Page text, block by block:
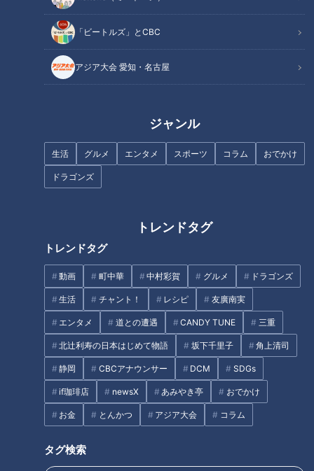
「ビートルズ」とCBC
アジア大会 愛知・名古屋
ジャンル
生活 グルメ エンタメ スポーツ コラム おでかけ
ドラゴンズ
トレンドタグ
トレンドタグ
動画 町中華 中村彩賀 グルメ ドラゴンズ
生活 チャント！ レシピ 友廣南実
エンタメ 道との遭遇 CANDY TUNE 三重
北辻利寿の日本はじめて物語 坂下千里子 角上清司
静岡 CBCアナウンサー DCM SDGs
if珈琲店 newsX あみやき亭 おでかけ
お金 とんかつ アジア大会 コラム
タグ検索
『吹奏楽部』に向井ます！
生配信の裏では意外な一面がい
『音楽科』ならではの話にマヂ
学校『加納高校』をリポート！
してみた結果は？
【当日取材】危険な暑さ！３
８℃の発熱も…猛暑の中、賀久
くんは～配信型ドキュメンタリ
ー「ピエロと呼ばれた息子」第
１２５話
入学前の心配事は？道化師様魚
鱗癬の賀久くんを知る・学ぶ…
定期配信型ドキュメンタリー特
別編「ピエロと呼ばれた息子」